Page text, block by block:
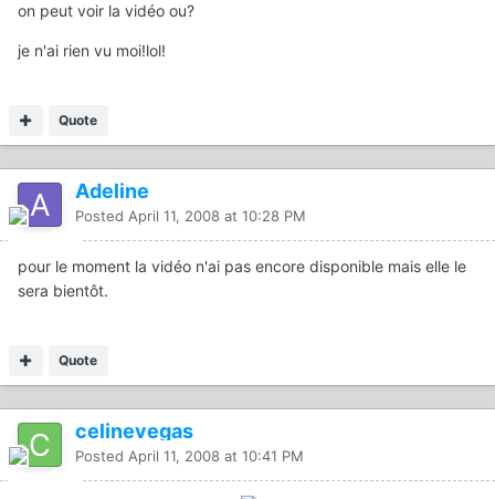
on peut voir la vidéo ou?
je n'ai rien vu moi!lol!
Quote
Adeline
Posted April 11, 2008 at 10:28 PM
pour le moment la vidéo n'ai pas encore disponible mais elle le
sera bientôt.
Quote
celinevegas
Posted April 11, 2008 at 10:41 PM